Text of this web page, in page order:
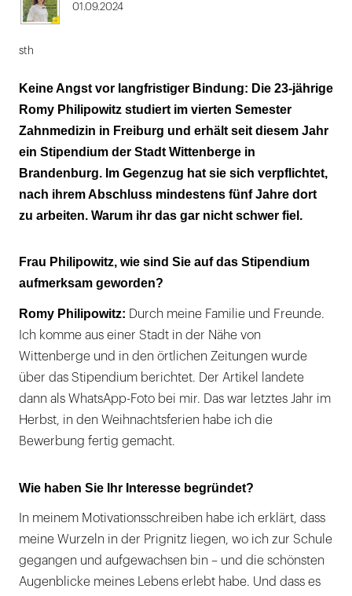
01.09.2024
sth
Keine Angst vor langfristiger Bindung: Die 23-jährige
Romy Philipowitz studiert im vierten Semester
Zahnmedizin in Freiburg und erhält seit diesem Jahr
ein Stipendium der Stadt Wittenberge in
Brandenburg. Im Gegenzug hat sie sich verpflichtet,
nach ihrem Abschluss mindestens fünf Jahre dort
zu arbeiten. Warum ihr das gar nicht schwer fiel.
Frau Philipowitz, wie sind Sie auf das Stipendium
aufmerksam geworden?
Romy Philipowitz:
Durch meine Familie und Freunde.
Ich komme aus einer Stadt in der Nähe von
Wittenberge und in den örtlichen Zeitungen wurde
über das Stipendium berichtet. Der Artikel landete
dann als WhatsApp-Foto bei mir. Das war letztes Jahr im
Herbst, in den Weihnachtsferien habe ich die
Bewerbung fertig gemacht.
Wie haben Sie Ihr Interesse begründet?
In meinem Motivationsschreiben habe ich erklärt, dass
meine Wurzeln in der Prignitz liegen, wo ich zur Schule
gegangen und aufgewachsen bin – und die schönsten
Augenblicke meines Lebens erlebt habe. Und dass es